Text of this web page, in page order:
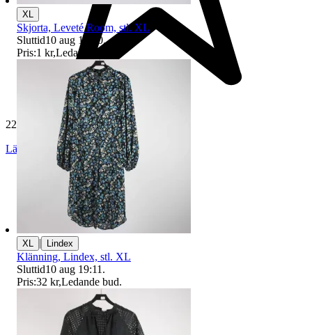
229 525 omdömen
Läs omdömen Följ
XL
Skjorta, Leveté Room, stl. XL
Sluttid10 aug 18:40.
Pris:1 kr,Ledande bud
XL | Lindex
Klänning, Lindex, stl. XL
Sluttid10 aug 19:11 .
Pris:32 kr,Ledande bud.